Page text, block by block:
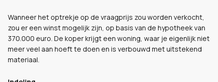
Wanneer het optrekje op de vraagprijs zou worden verkocht,
zou er een winst mogelijk zijn, op basis van de hypotheek van
370.000 euro. De koper krijgt een woning, waar je eigenlijk niet
meer veel aan hoeft te doen en is verbouwd met uitstekend
materiaal.